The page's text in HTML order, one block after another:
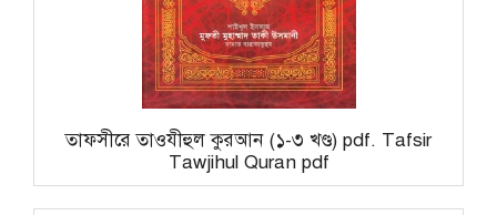
তাফসীরে তাওযীহুল কুরআন (১-৩ খণ্ড) pdf. Tafsir
Tawjihul Quran pdf